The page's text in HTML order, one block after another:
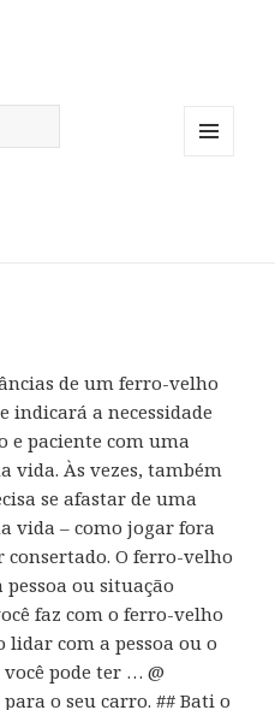
de um ferro-velho
indicará a necessidade
e paciente com uma
vida. Às vezes, também
se afastar de uma
vida – como jogar fora
consertado. O ferro-velho
ou situação
faz com o ferro-velho
lidar com a pessoa ou o
pode ter … @
o seu carro. ## Bati o